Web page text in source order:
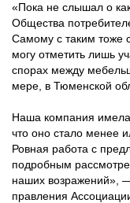
«Пока не слышал о
Общества
Самому с таким тоже
могу отметить лишь
спорах между
мере, в Тюменской
Наша компания имела
что оно стало менее
Ровная работа с
подробным
наших возражений»,
правления